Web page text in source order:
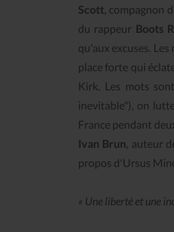
Scott, compagnon
du rappeur Boots
qu'aux excuses.
place forte qui
Kirk. Les mots
inevitable"), on
France pendant
Ivan Brun, auteur
propos d'Ursus
« Une liberté et une